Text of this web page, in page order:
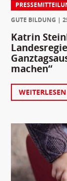
GUTE BILDUNG
Katrin
machen“
WEITERLESEN